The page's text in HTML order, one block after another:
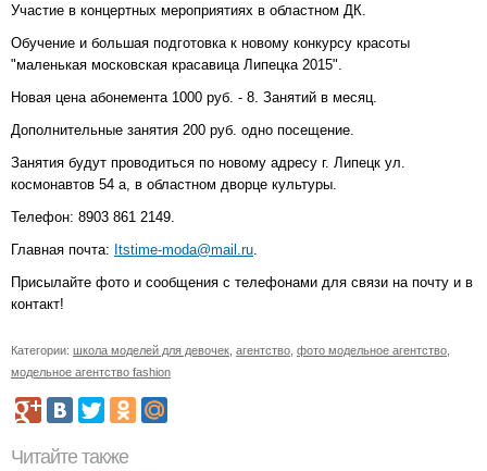
Участие в концертных мероприятиях в областном ДК.
Обучение и большая подготовка к новому конкурсу красоты
"маленькая московская красавица Липецка 2015".
Новая цена абонемента 1000 руб. - 8. Занятий в месяц.
Дополнительные занятия 200 руб. одно посещение.
Занятия будут проводиться по новому адресу г. Липецк ул.
космонавтов 54 а, в областном дворце культуры.
Телефон: 8903 861 2149.
Главная почта: Itstime-moda@mail.ru
Присылайте фото и сообщения с телефонами для связи на почту и в
контакт!
Категории: школа моделей для девочек агентство фото модельное агентство
модельное агентство fashion
Читайте также